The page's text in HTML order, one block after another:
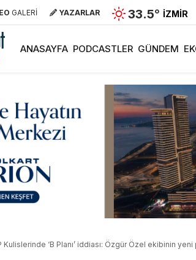
GALERİ YAZARLAR 33.5° İZMIR
ANASAYFA PODCASTLER GÜNDEM
Kulislerinde ‘B Planı’ iddiası: Özgür Özel ekibinin yeni